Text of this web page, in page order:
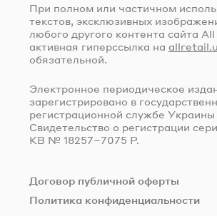
При полном или частичном
текстов, эксклюзивных
любого другого контента сайта
активная гиперссылка на
обязательной.
Электронное периодическое
зарегистрировано в
регистрационной службе Украины
Свидетельство о регистрации
КВ № 18257–7075 Р.
Договор публичной оферты
Политика конфиденциальности